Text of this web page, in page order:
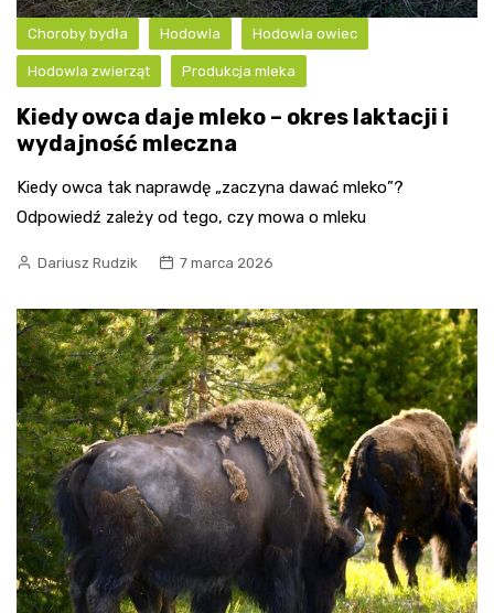
Choroby bydła Hodowla Hodowla owiec
Hodowla zwierząt Produkcja mleka
Kiedy owca daje mleko – okres laktacji i
wydajność mleczna
Kiedy owca tak naprawdę „zaczyna dawać mleko”?
Odpowiedź zależy od tego, czy mowa o mleku
Dariusz Rudzik 7 marca 2026